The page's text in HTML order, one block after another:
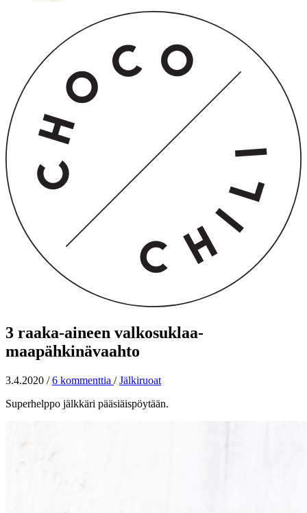
3 raaka-aineen valkosuklaa-
maapähkinävaahto
3.4.2020 / 6 kommenttia / Jälkiruoat
Superhelppo jälkkäri pääsiäispöytään.